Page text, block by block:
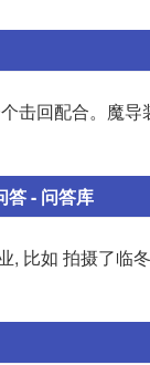
击回配合。魔
答 - 问答库
比如 拍摄了临